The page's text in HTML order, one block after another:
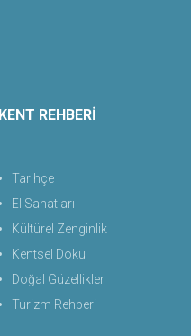
KENT REHBERİ
Tarihçe
El Sanatları
Kültürel Zenginlik
Kentsel Doku
Doğal Güzellikler
Turizm Rehberi